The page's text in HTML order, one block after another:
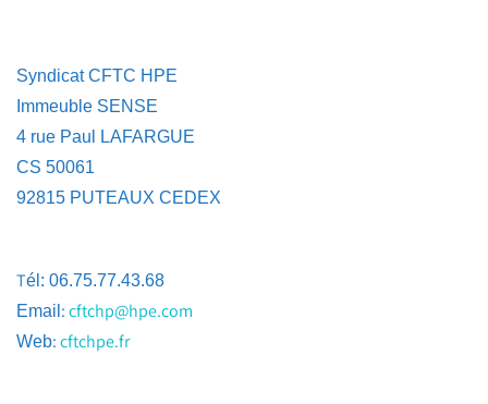
Syndicat CFTC HPE
Immeuble SENSE
4 rue Paul LAFARGUE
CS 50061
92815 PUTEAUX CEDEX
Tél: 06.75.77.43.68
Email :cftchp@hpe.com
Web:cftchpe.fr